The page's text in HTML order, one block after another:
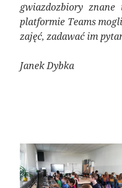
gwiazdozbiory
platformie Teams
zajęć, zadawać im
Janek Dybka